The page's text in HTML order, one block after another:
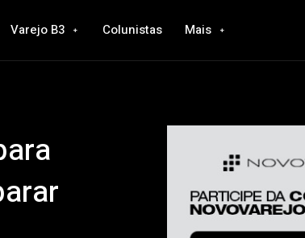
Varejo B3 Colunistas Mais